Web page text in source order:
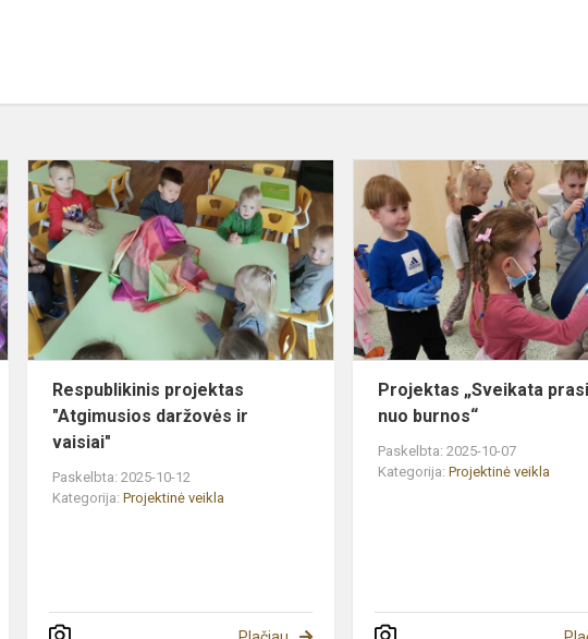
Kaip
ugdyti
sveikatai
palankius
įpročius
Respublikinis
projektas
"Atgimusios
daržovės
ir
vaisiai"
Respublikinis projektas
"Atgimusios daržovės ir
vaisiai"
Paskelbta: 2025-10-12
Kategorija:Projektinė veikla
Projektas „Sveikata
nuo burnos“
Paskelbta: 2025-10-07
Kategorija:Projektinė veikla